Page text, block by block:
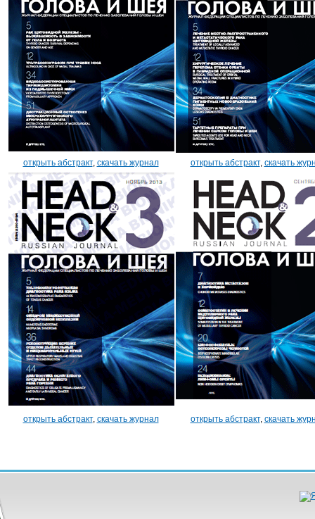
открыть абстракт, скачать журнал открыть абстракт, скачать
открыть абстракт, скачать журнал открыть абстракт, скачать